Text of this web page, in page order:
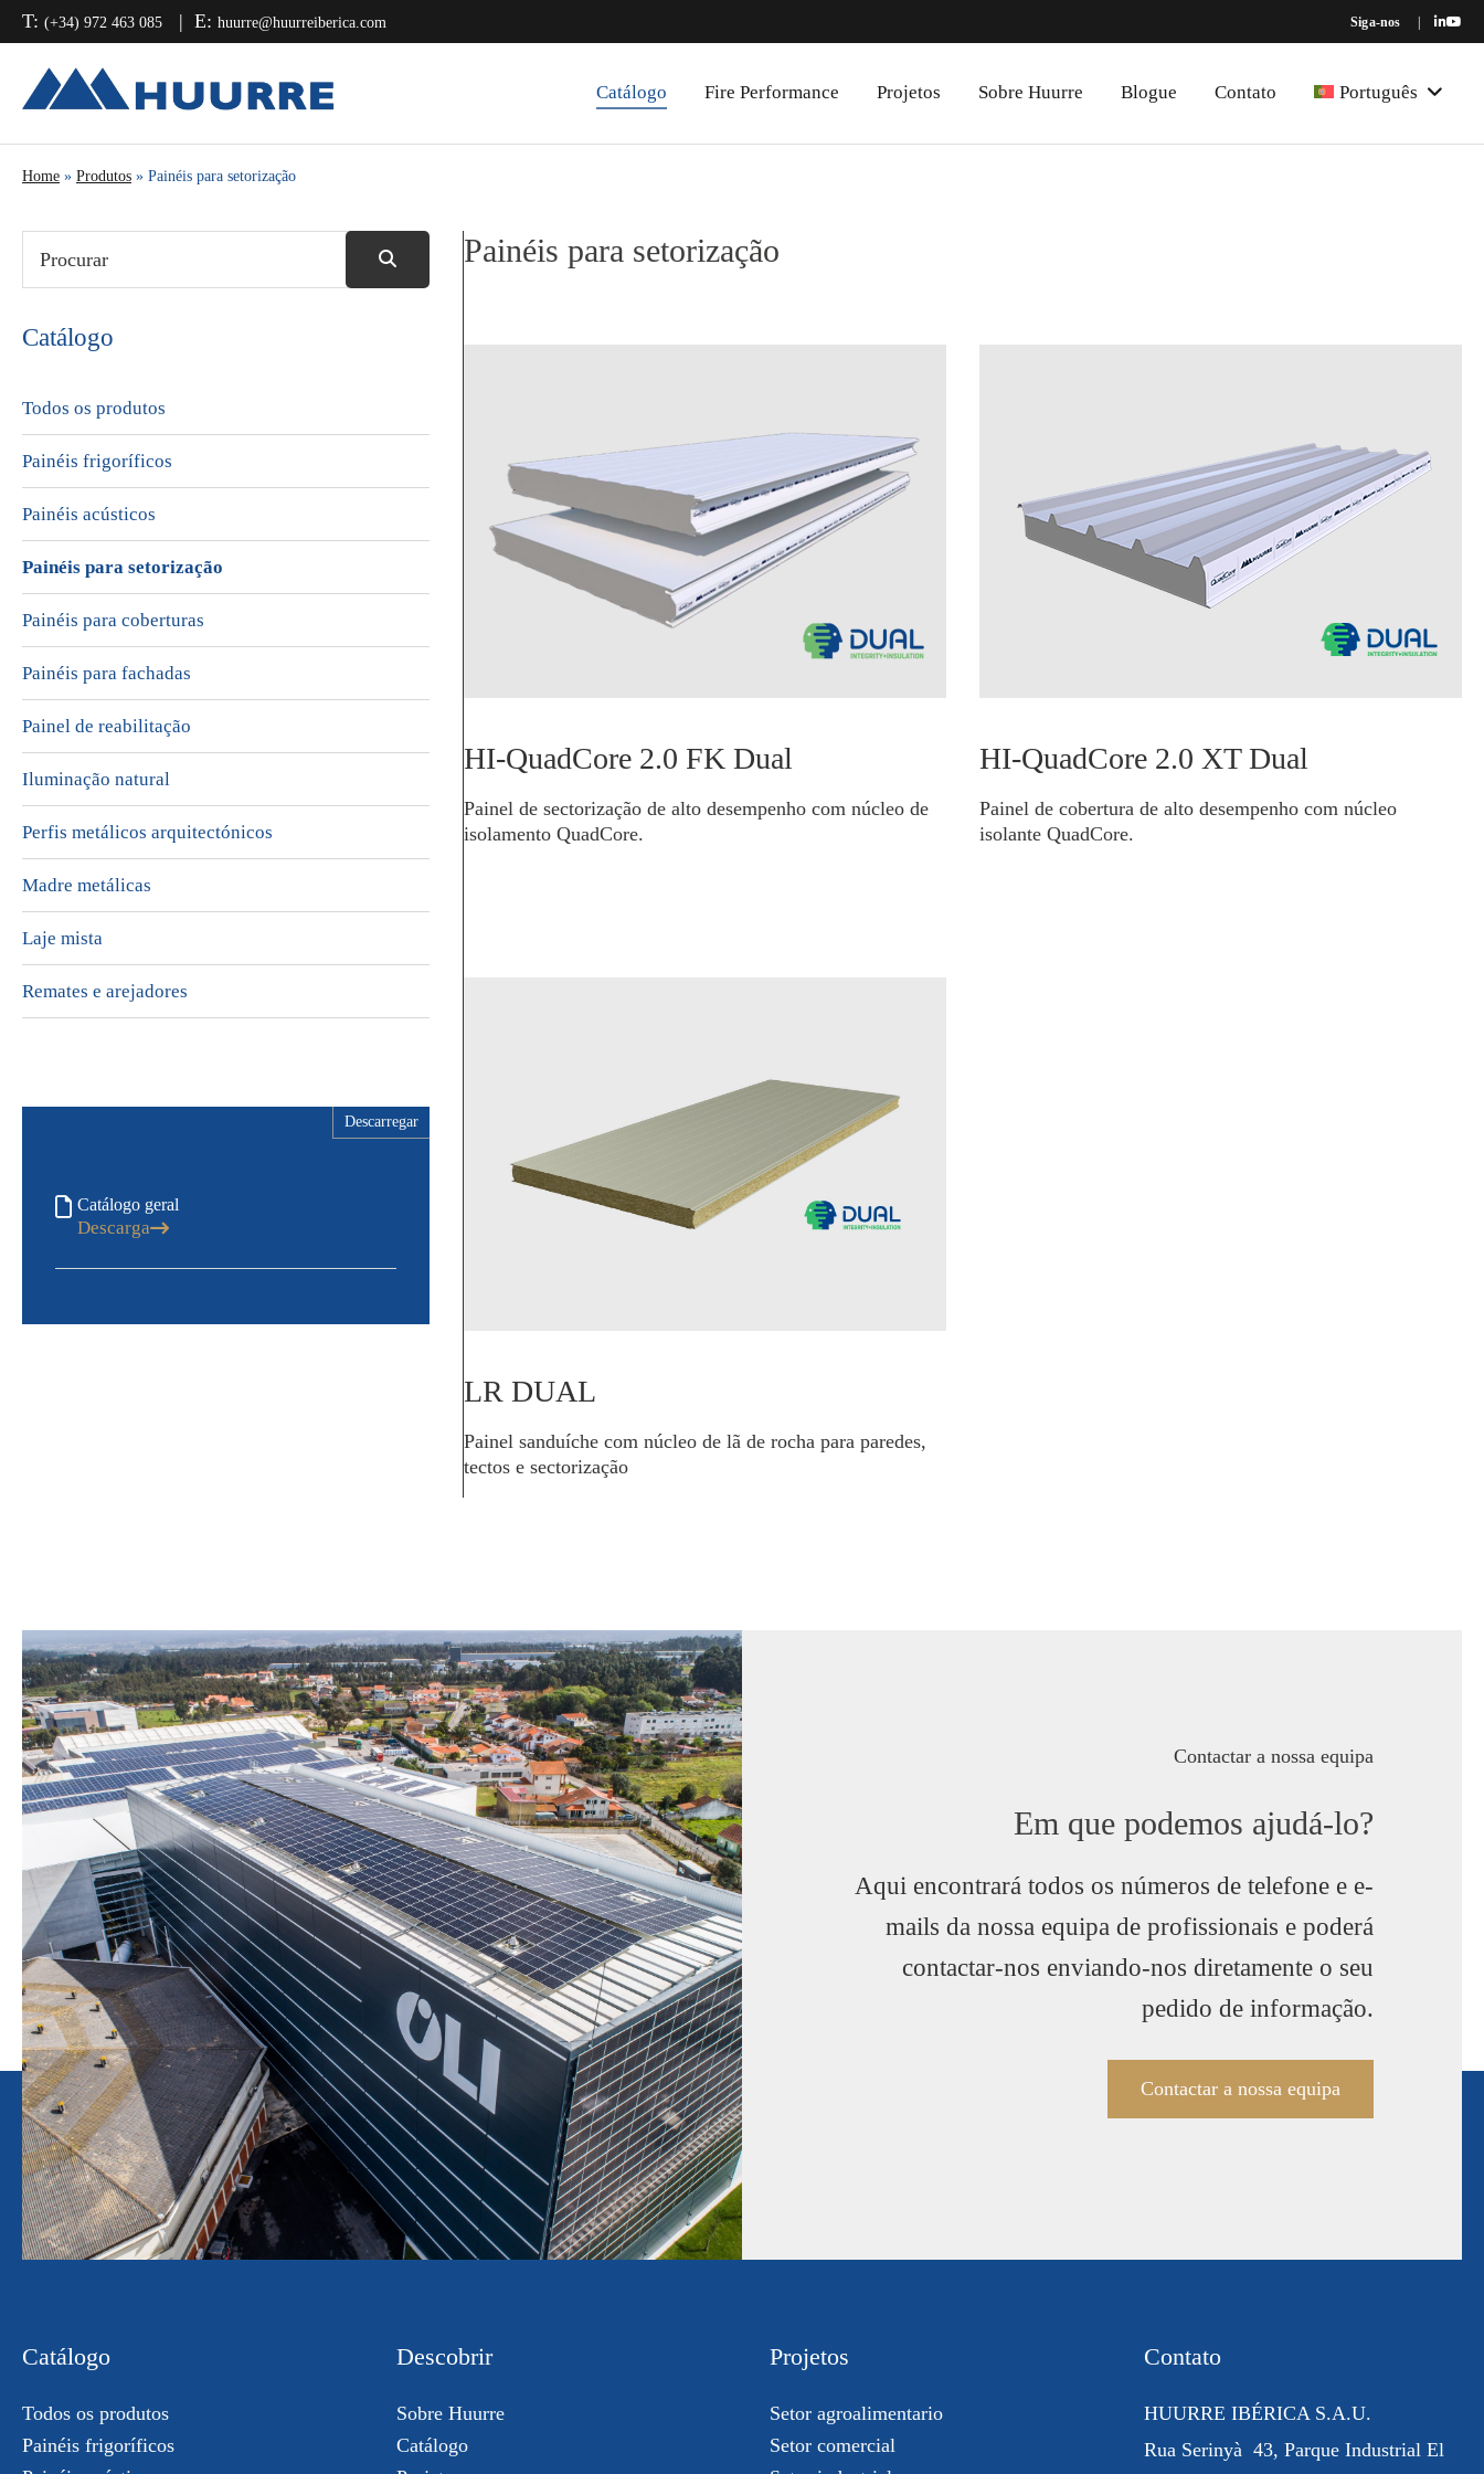
Saltar
para
menu
principal
Skip
to
main
content
Saltar
para
barra
lateral
principal
T: (+34) 972 463 085 E: huurre@huurreiberica.com Siga-nos |
Catálogo Fire Performance Projetos Sobre Huurre Blogue Contato Português
Home » Produtos » Painéis para setorização
Painéis para setorização
HI-QuadCore 2.0 FK Dual
Painel de sectorização de alto desempenho com núcleo de
isolamento QuadCore.
HI-QuadCore 2.0 XT Dual
Painel de cobertura de alto desempenho com núcleo
isolante QuadCore.
LR DUAL
Painel sanduíche com núcleo de lã de rocha para paredes,
tectos e sectorização
Catálogo
Todos os produtos
Painéis frigoríficos
Painéis acústicos
Painéis para setorização
Painéis para coberturas
Painéis para fachadas
Painel de reabilitação
Iluminação natural
Perfis metálicos arquitectónicos
Madre metálicas
Laje mista
Remates e arejadores
Descarregar
Catálogo geral
Descarga
Contactar a nossa equipa
Em que podemos ajudá-lo?
Aqui encontrará todos os números de telefone e e-
mails da nossa equipa de profissionais e poderá
contactar-nos enviando-nos diretamente o seu
pedido de informação.
Contactar a nossa equipa
Catálogo
Todos os produtos
Painéis frigoríficos
Descobrir
Sobre Huurre
Catálogo
Projetos
Setor agroalimentario
Setor comercial
Contato
HUURRE IBÉRICA S.A.U.
Rua Serinyà 43, Parque Industrial El